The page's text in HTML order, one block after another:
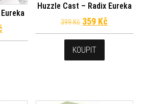
cena byla: 399 Kč.
Aktuální cena je: 359 Kč.
Huzzle Cast – Radix Eureka
399Kč Původní cena
359 Kč
KOUPIT